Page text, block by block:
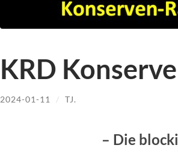
KRD
2024-01-11 / TJ.
– Die